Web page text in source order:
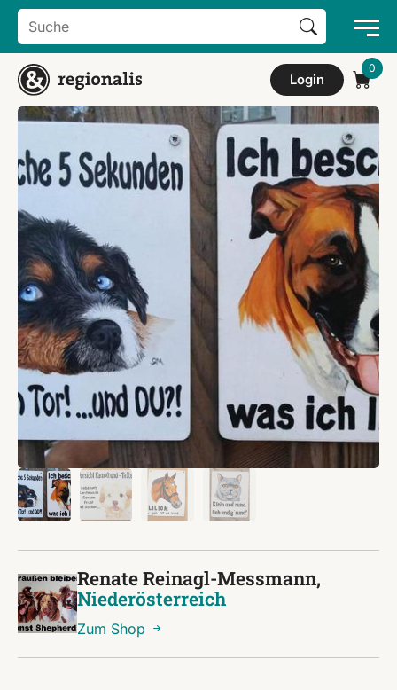
Search
for:
Search Button
Login
Renate Reinagl-Messmann,
Niederösterreich
Zum Shop